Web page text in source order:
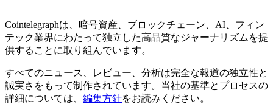
Cointelegraphは、暗号資産、ブロックチェーン、AI、フィン
テック業界にわたって独立した高品質なジャーナリズムを提
供することに取り組んでいます。
すべてのニュース、レビュー、分析は完全な報道の独立性と
誠実さをもって制作されています。当社の基準とプロセスの
詳細については、 編集方針をお読みください。